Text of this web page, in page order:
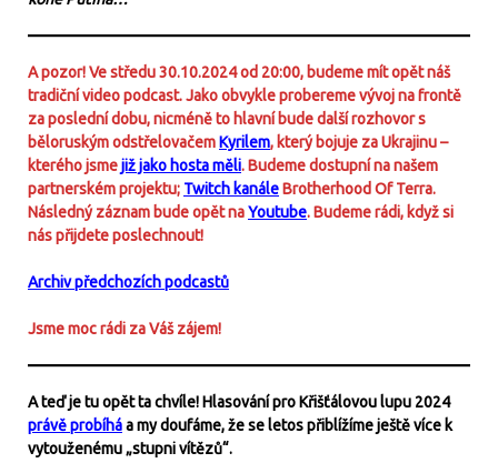
A pozor! Ve středu 30.10.2024 od 20:00, budeme mít opět náš
tradiční video podcast. Jako obvykle probereme vývoj na frontě
za poslední dobu, nicméně to hlavní bude další rozhovor s
běloruským odstřelovačemKyrilem, který bojuje za Ukrajinu –
kterého jsmejiž jako hosta měli. Budeme dostupní na našem
partnerském projektu; Twitch kanáleBrotherhood Of Terra.
Následný záznam bude opět naYoutube. Budeme rádi, když si
nás přijdete poslechnout!
Archiv předchozích podcastů
Jsme moc rádi za Váš zájem!
A teď je tu opět ta chvíle! Hlasování pro Křišťálovou lupu 2024
právě probíháa my doufáme, že se letos přiblížíme ještě více k
vytouženému „stupni vítězů“.